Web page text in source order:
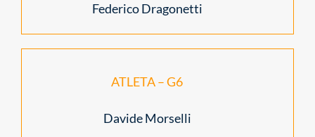
Federico Dragonetti
ATLETA – G6
Davide Morselli